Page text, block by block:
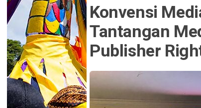
Konvensi
Tantangan
Publisher